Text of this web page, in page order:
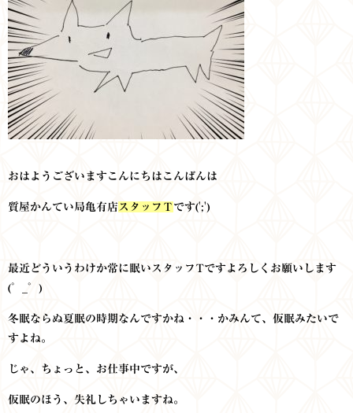
おはようございますこんにちはこんばんは
質屋かんてい局亀有店 スタッフＴ です(';')
最近どういうわけか常に眠いスタッフTですよろしくお願いします
(゜_゜)
冬眠ならぬ夏眠の時期なんですかね・・・かみんて、仮眠みたいで
すよね。
じゃ、ちょっと、お仕事中ですが、
仮眠のほう、失礼しちゃいますね。